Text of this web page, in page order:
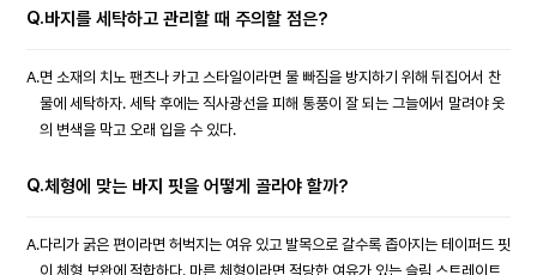
Q.바지를 세탁하고 관리할 때 주의할 점은?
A.면 소재의 치노 팬츠나 카고 스타일이라면 물 빠짐을 방지하기 위해 뒤집어서 찬
물에 세탁하자. 세탁 후에는 직사광선을 피해 통풍이 잘 되는 그늘에서 말려야 옷
의 변색을 막고 오래 입을 수 있다.
Q.체형에 맞는 바지 핏을 어떻게 골라야 할까?
A.다리가 굵은 편이라면 허벅지는 여유 있고 발목으로 갈수록 좁아지는 테이퍼드 핏
이 체형 보완에 적합하다. 마른 체형이라면 적당한 여유가 있는 슬림 스트레이트